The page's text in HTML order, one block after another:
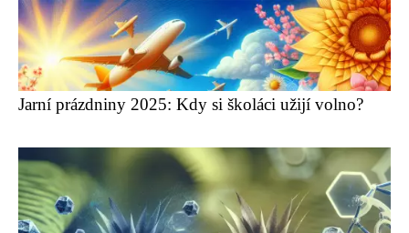
Jarní prázdniny 2025: Kdy si školáci užijí volno?